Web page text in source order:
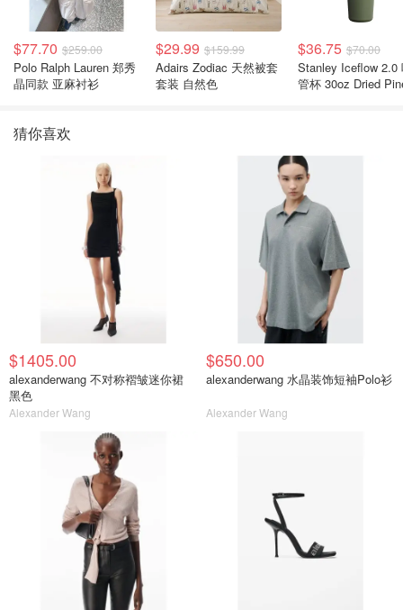
$77.70 $259.00
Polo Ralph Lauren 郑秀
晶同款 亚麻衬衫
$29.99 $159.99
Adairs Zodiac 天然被套
套装 自然色
$36.75 $70.00
Stanley Iceflow 2.0 吸
管杯 30oz Dried
猜你喜欢
$1405.00
alexanderwang 不对称褶皱迷你裙
黑色
Alexander Wang
$650.00
alexanderwang 水晶装饰短袖Polo衫
Alexander Wang